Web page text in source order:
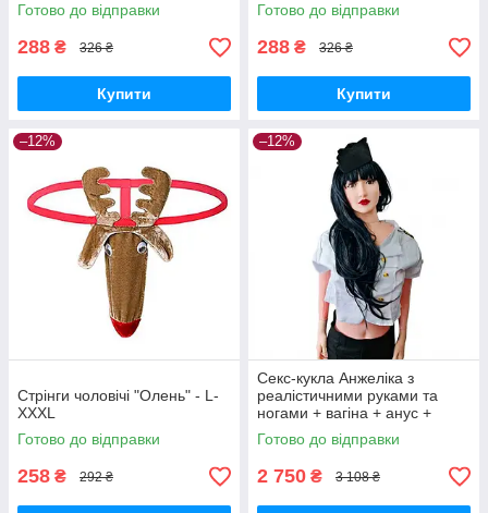
Готово до відправки
288 ₴ 326 ₴
Купити
Готово до відправки
288 ₴ 326 ₴
Купити
–12%
Стрінги чоловічі "Олень" - L-
XXXL
Готово до відправки
258 ₴ 292 ₴
–12%
Секс-кукла Анжеліка з
реалістичними руками та
ногами + вагіна + анус +
вібрація + насос + мастило
Готово до відправки
2 750 ₴ 3 108 ₴